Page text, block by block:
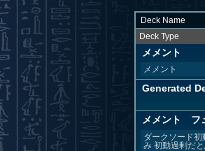
Deck Name
Deck Type
メメント
メメント
Generated
メメント フ
ダークソード
み 初動過剰だ